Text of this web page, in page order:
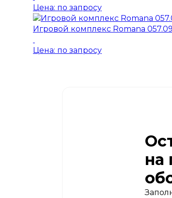
Цена: по запросу
Игровой комплекс Romana
Цена: по запросу
на